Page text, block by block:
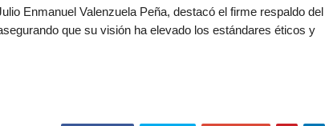
Enmanuel Valenzuela Peña, destacó el firme respaldo del
que su visión ha elevado los estándares éticos y